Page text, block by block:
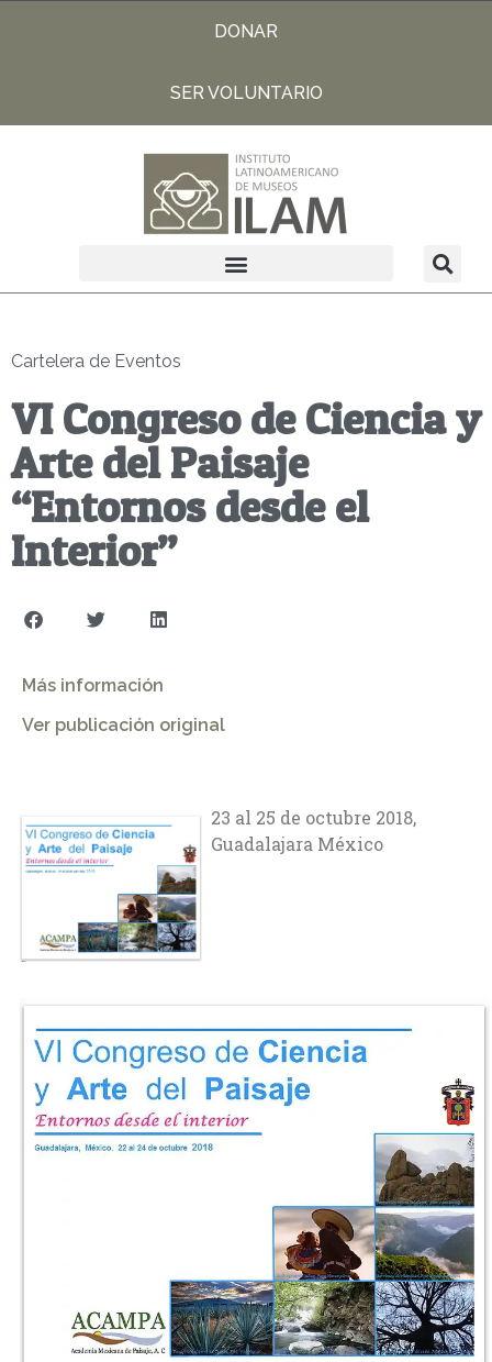
DONAR
SER VOLUNTARIO
Cartelera de Eventos
VI Congreso de Ciencia y
Arte del Paisaje
“Entornos desde el
Interior”
Más información
Ver publicación original
23 al 25 de octubre 2018,
Guadalajara México